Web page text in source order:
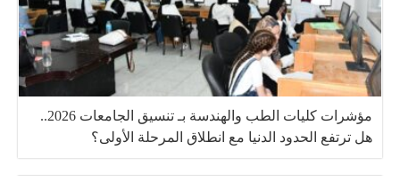
مؤشرات كليات الطب والهندسة بـ تنسيق الجامعات 2026..
هل ترتفع الحدود الدنيا مع انطلاق المرحلة الأولى؟